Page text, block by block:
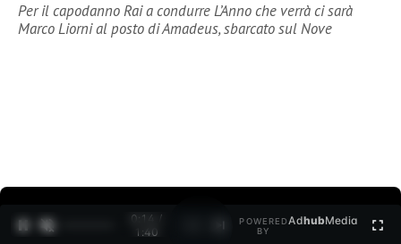
Per il capodanno Rai a condurre L’Anno che verrà ci sarà
Marco Liorni al posto di Amadeus, sbarcato sul Nove
0:15 /
1:40
POWERED
BY
AdhubMedia